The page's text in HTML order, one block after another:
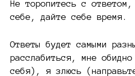
Не торопитесь с ответом,
себе, дайте себе время.
Ответы будет самыми
расслабиться, мне
себя), я злюсь